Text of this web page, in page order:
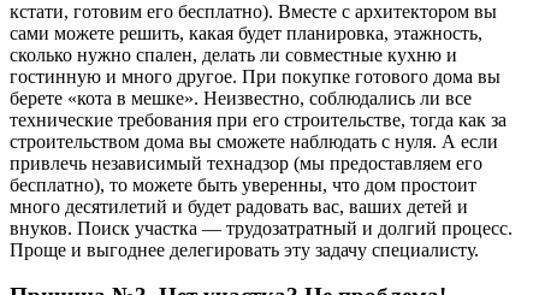
кстати, готовим его бесплатно). Вместе с архитектором вы
сами можете решить, какая будет планировка, этажность,
сколько нужно спален, делать ли совместные кухню и
гостинную и много другое. При покупке готового дома вы
берете «кота в мешке». Неизвестно, соблюдались ли все
технические требования при его строительстве, тогда как за
строительством дома вы сможете наблюдать с нуля. А если
привлечь независимый технадзор (мы предоставляем его
бесплатно), то можете быть уверенны, что дом простоит
много десятилетий и будет радовать вас, ваших детей и
внуков. Поиск участка — трудозатратный и долгий процесс.
Проще и выгоднее делегировать эту задачу специалисту.